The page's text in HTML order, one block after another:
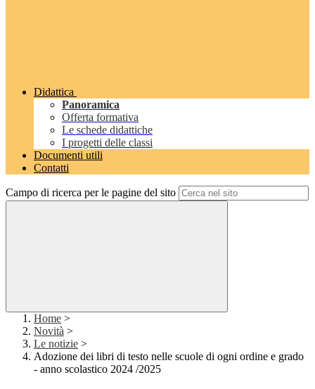
Didattica
Panoramica
Offerta formativa
Le schede didattiche
I progetti delle classi
Documenti utili
Contatti
Campo di ricerca per le pagine del sito
Home >
Novità >
Le notizie >
Adozione dei libri di testo nelle scuole di ogni ordine e grado
- anno scolastico 2024 /2025